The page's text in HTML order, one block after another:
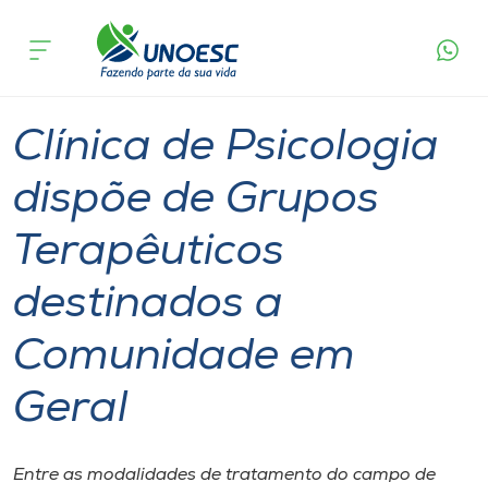
Cursos
Pesquisa
Atendimento ao Estudante
Portal de Ensino
Unoesc
Internacionalização
acontece
Geral
Clínica de Psicologia
dispõe de Grupos
Terapêuticos
destinados a
Comunidade em
Geral
Entre as modalidades de tratamento do campo de